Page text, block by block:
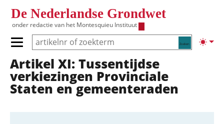
De Nederlandse Grondwet
onder redactie van het Montesquieu Instituut
Zoeken
Primair menu tonen/verbergen
Hoofdnavigatie
Artikel XI: Tussentijdse
verkiezingen Provinciale
Staten en gemeenteraden